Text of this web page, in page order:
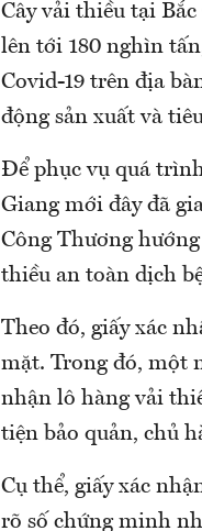
Cây vải thiều tại
lên tới 180 nghìn
Covid-19 trên địa
động sản xuất và
Để phục vụ quá
Giang mới đây đã
Công Thương
thiều an toàn dịch
Theo đó, giấy xác
mặt. Trong đó, một
nhận lô hàng vải
tiện bảo quản, chủ
Cụ thể, giấy xác
rõ số chứng minh